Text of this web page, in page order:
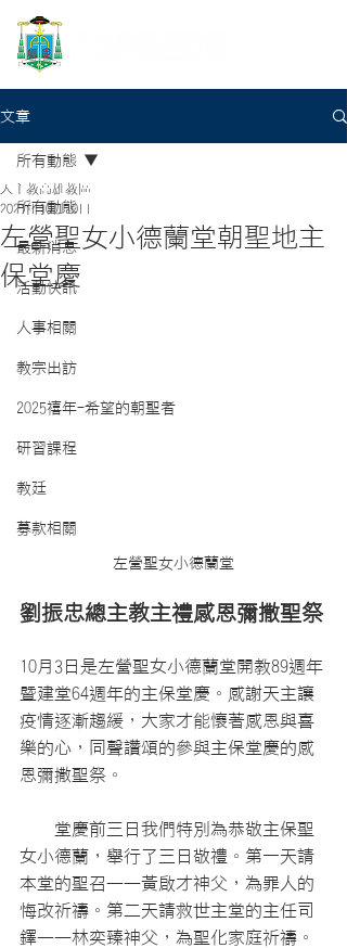
文章
所有動態
最新消息
活動快訊
人事相關
教宗出訪
2025禧年-希望的朝聖者
研習課程
教廷
募款相關
所有動態
左營聖女小德蘭堂朝聖地主
保堂慶
天主教高雄教區
2021年10月10日
左營聖女小德蘭堂
劉振忠總主教主禮感恩彌撒聖祭
10月3日是左營聖女小德蘭堂開教89週年
暨建堂64週年的主保堂慶。感謝天主讓
疫情逐漸趨緩，大家才能懷著感恩與喜
樂的心，同聲讚頌的參與主保堂慶的感
恩彌撒聖祭。
女小德蘭，舉行了三日敬禮。第一天請
本堂的聖召——黃啟才神父，為罪人的
悔改祈禱。第二天請救世主堂的主任司
鐸——林奕臻神父，為聖化家庭祈禱。